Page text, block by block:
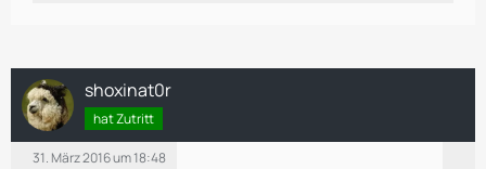
shoxinat0r
hat Zutritt
31. März 2016 um 18:48